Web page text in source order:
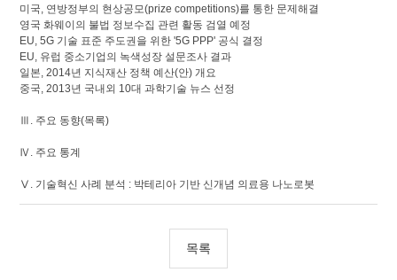
미국, 연방정부의 현상공모(prize competitions)를 통한 문제해결
영국 화웨이의 불법 정보수집 관련 활동 검열 예정
EU, 5G 기술 표준 주도권을 위한 '5G PPP' 공식 결정
EU, 유럽 중소기업의 녹색성장 설문조사 결과
일본, 2014년 지식재산 정책 예산(안) 개요
중국, 2013년 국내외 10대 과학기술 뉴스 선정
Ⅲ. 주요 동향(목록)
Ⅳ. 주요 통계
Ⅴ. 기술혁신 사례 분석 : 박테리아 기반 신개념 의료용 나노로봇
목록